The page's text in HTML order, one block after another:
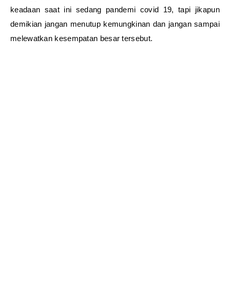
keadaan saat ini sedang pandemi covid 19, tapi jikapun
demikian jangan menutup kemungkinan dan jangan sampai
melewatkan kesempatan besar tersebut.